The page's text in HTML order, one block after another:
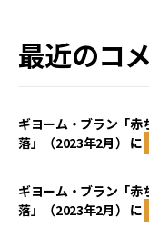
最近のコ
ギヨーム・ブラン「赤
落」（2023年2月） に
ギヨーム・ブラン「赤
落」（2023年2月） に